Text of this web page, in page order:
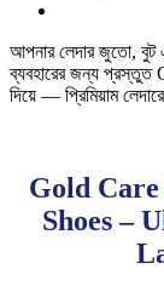
আপনার লেদার জুতো, বুট
ব্যবহারের জন্য
দিয়ে — প্রিমিয়াম
Gold
Shoes –